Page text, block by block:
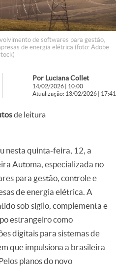
de softwares para gestão,
de energia elétrica (foto: Adobe
Por Luciana Collet
14/02/2026 | 10:00
Atualização: 13/02/2026 | 17:41
de leitura
nesta quinta-feira, 12, a
Automa, especializada no
para gestão, controle e
de energia elétrica. A
sob sigilo, complementa e
estrangeiro como
digitais para sistemas de
que impulsiona a brasileira
planos do novo